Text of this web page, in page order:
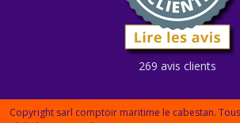
269 avis clients
Copyright sarl comptoir maritime le cabestan.